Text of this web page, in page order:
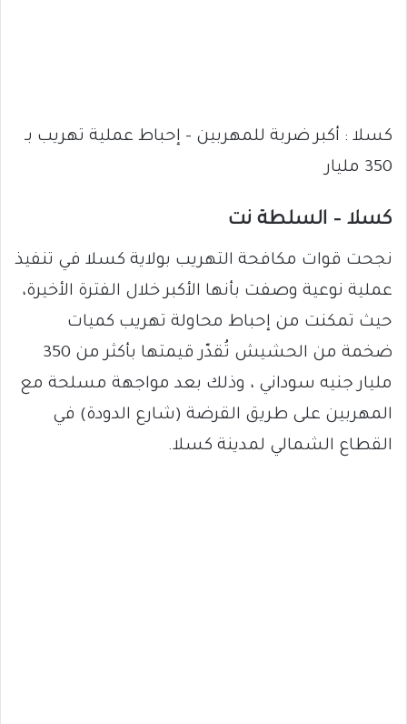
كسلا : أكبر ضربة للمهربين – إحباط عملية تهريب بـ
350 مليار
كسلا – السلطة نت
نجحت قوات مكافحة التهريب بولاية كسلا في تنفيذ
عملية نوعية وصفت بأنها الأكبر خلال الفترة الأخيرة،
حيث تمكنت من إحباط محاولة تهريب كميات
ضخمة من الحشيش تُقدّر قيمتها بأكثر من 350
مليار جنيه سوداني ، وذلك بعد مواجهة مسلحة مع
المهربين على طريق القرضة (شارع الدودة) في
القطاع الشمالي لمدينة كسلا.